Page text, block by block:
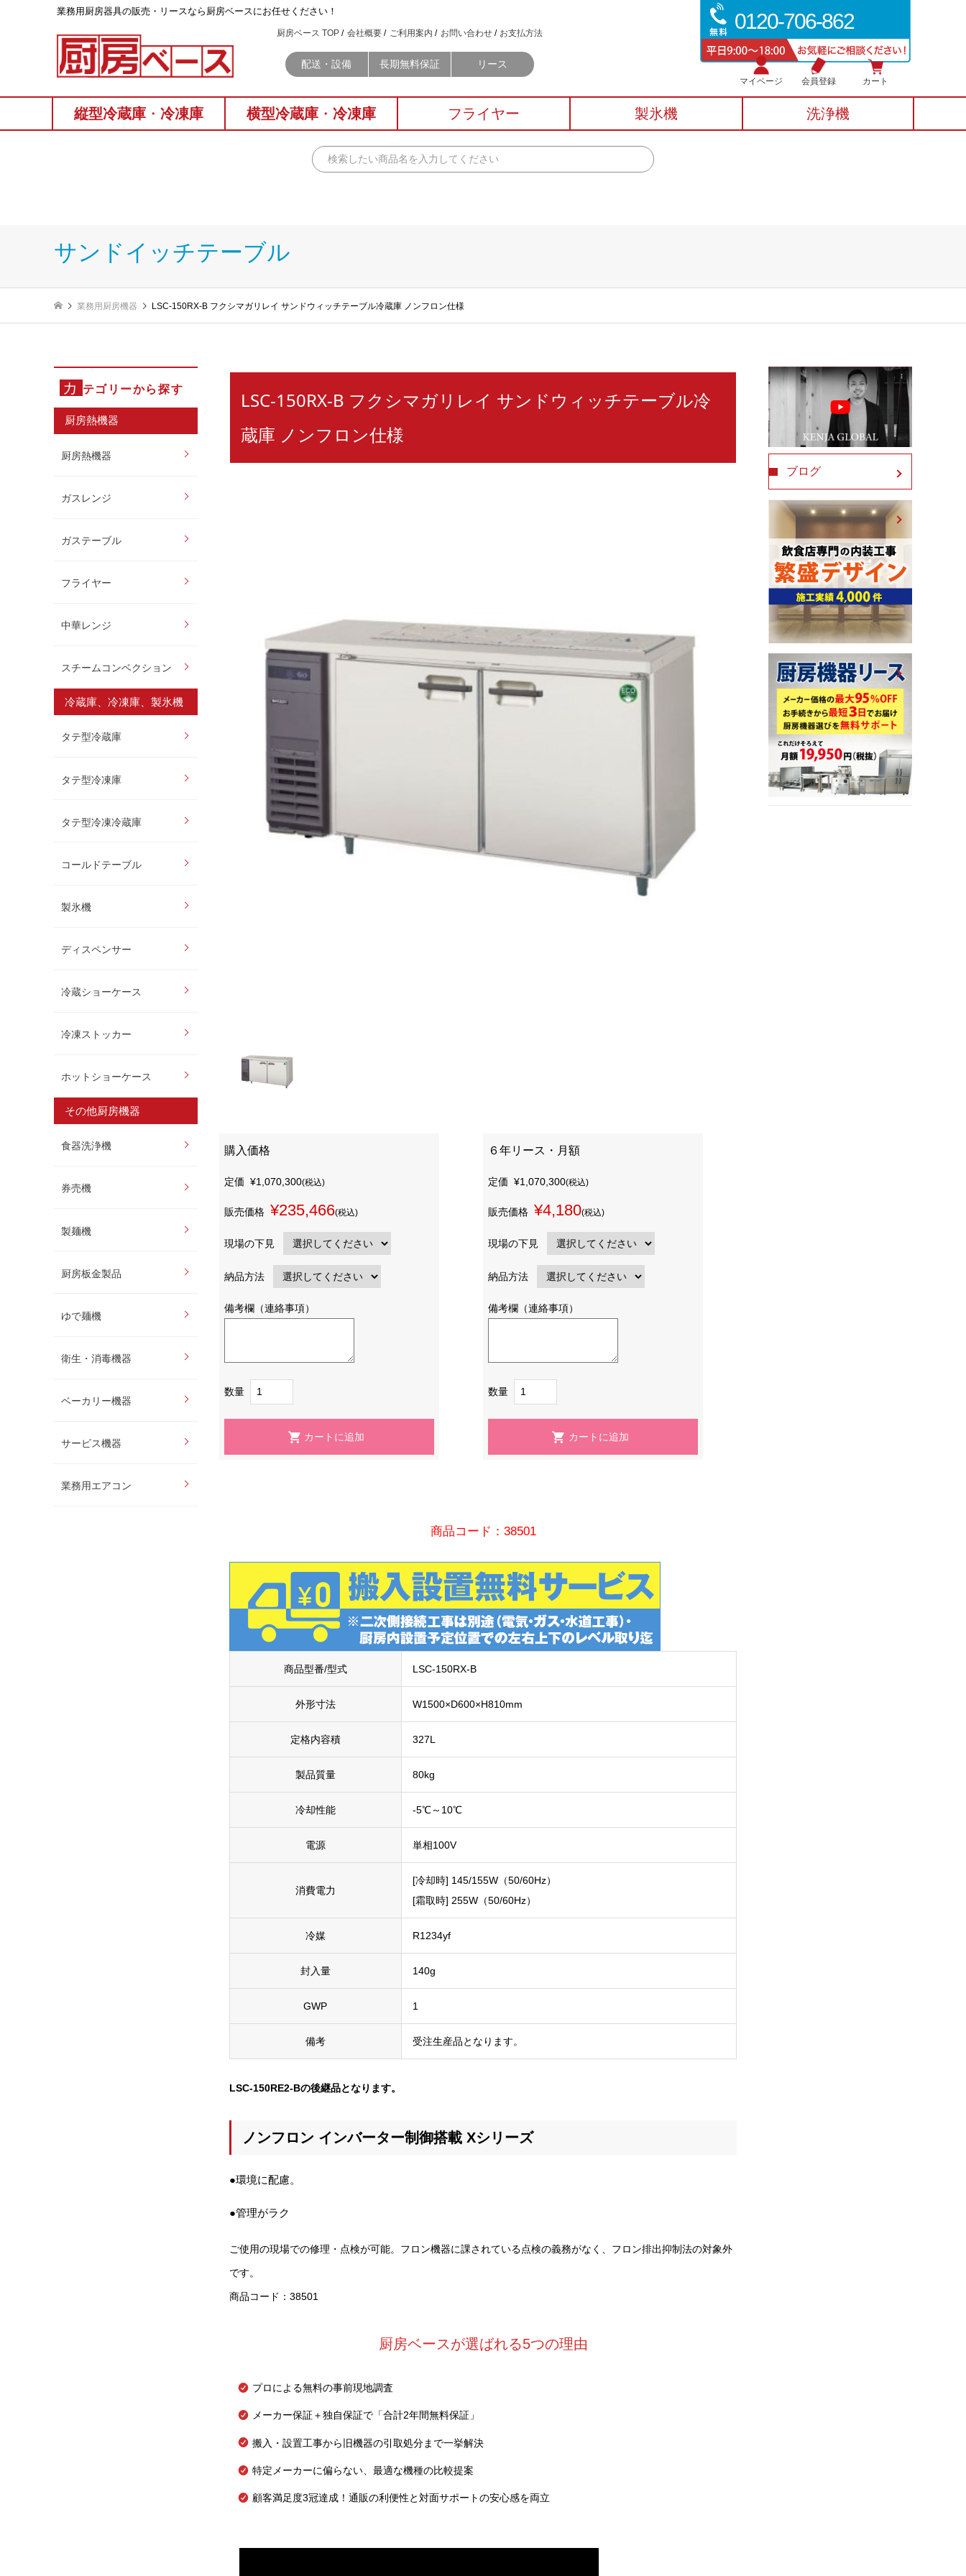
0120-706-862
業務⽤厨房器具の販売・リースなら厨房ベースにお任せください！
厨房ベース TOP 会社概要 ご利用案内 お問い合わせ お支払方法
配送・設備 長期無料保証 リース
マイページ 会員登録 カート
縦型冷蔵庫 ・ 冷凍庫 横型冷蔵庫 ・ 冷凍庫 フライヤー 製氷機 洗浄機
サンドイッチテーブル
業務用厨房機器 LSC-150RX-B フクシマガリレイ サンドウィッチテーブル冷蔵庫 ノンフロン仕様
カ テゴリーから探す
厨房熱機器
厨房熱機器
ガスレンジ
ガステーブル
フライヤー
中華レンジ
スチームコンベクション
冷蔵庫、冷凍庫、製氷機
タテ型冷蔵庫
タテ型冷凍庫
タテ型冷凍冷蔵庫
コールドテーブル
製氷機
ディスペンサー
冷蔵ショーケース
冷凍ストッカー
ホットショーケース
その他厨房機器
食器洗浄機
券売機
製麺機
厨房板金製品
ゆで麺機
衛生・消毒機器
ベーカリー機器
サービス機器
業務用エアコン
LSC-150RX-B フクシマガリレイ サンドウィッチテーブル冷
蔵庫 ノンフロン仕様
購入価格
定価 ¥1,070,300(税込)
販売価格 ¥235,466(税込)
現場の下見
納品方法
備考欄（連絡事項）
数量
６年リース・月額
定価 ¥1,070,300(税込)
販売価格 ¥4,180(税込)
現場の下見
納品方法
備考欄（連絡事項）
数量
商品コード：38501
商品型番/型式 LSC-150RX-B
外形寸法 W1500×D600×H810mm
定格内容積 327L
製品質量 80kg
冷却性能 -5℃～10℃
電源 単相100V
消費電力
[冷却時] 145/155W（50/60Hz）
[霜取時] 255W（50/60Hz）
冷媒 R1234yf
封入量 140g
GWP 1
備考 受注生産品となります。
LSC-150RE2-Bの後継品となります。
ノンフロン インバーター制御搭載 Xシリーズ
●環境に配慮。
●管理がラク
ご使用の現場での修理・点検が可能。フロン機器に課されている点検の義務がなく、フロン排出抑制法の対象外
です。
商品コード：38501
厨房ベースが選ばれる5つの理由
プロによる無料の事前現地調査
メーカー保証＋独自保証で「合計2年間無料保証」
搬入・設置工事から旧機器の引取処分まで一挙解決
特定メーカーに偏らない、最適な機種の比較提案
顧客満足度3冠達成！通販の利便性と対面サポートの安心感を両立
ブログ